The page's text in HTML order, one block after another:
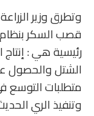
وتطرق وزير
قصب السكر بنظام
رئيسية هي :
الشتل والحصول
متطلبات التوسع
وتنفيذ الري